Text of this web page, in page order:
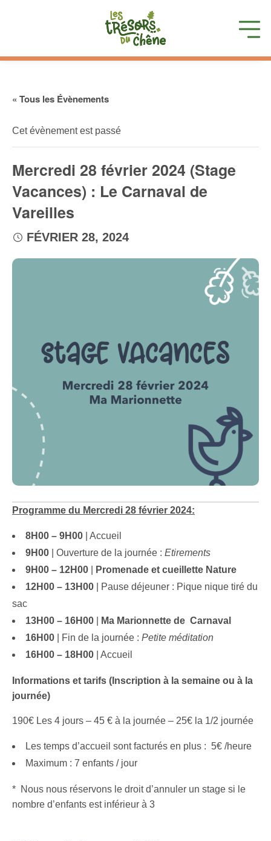
« Tous les Évènements
Cet évènement est passé
Mercredi 28 février 2024 (Stage
Vacances) : Le Carnaval de
Vareilles
FÉVRIER 28, 2024
Programme du Mercredi 28 février 2024:
8H00 – 9H00 | Accueil
9H00 | Ouverture de la journée : Etirements
9H00 – 12H00
Promenade et cueillette Nature
12H00 – 13H00 | Pause déjeuner : Pique nique tiré du
sac
13H00 – 16H00
Ma Marionnette de Carnaval
16H00 | Fin de la journée : Petite méditation
16H00 – 18H00 | Accueil
Informations et tarifs (Inscription à la semaine ou à la
journée)
190€ Les 4 jours – 45 € à la journée – 25€ la 1/2 journée
Les temps d’accueil sont facturés en plus : 5€ /heure
Maximum : 7 enfants / jour
* Nous nous réservons le droit d’annuler un stage si le
nombre d’enfants est inférieur à 3